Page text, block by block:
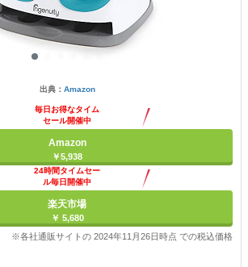
出典： Amazon
毎日お得なタイム
セール開催中
Amazon
￥5,938
24時間タイムセー
ル毎日開催中
楽天市場
￥ 5,680
※各社通販サイトの 2024年11月26日時点 での税込価格